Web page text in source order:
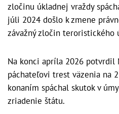
zločinu úkladnej vraždy
júli 2024 došlo k zmene
závažný zločin teroristického
Na konci apríla 2026 potvrdil
páchateľovi trest väzenia na
konaním spáchal skutok v
zriadenie štátu.